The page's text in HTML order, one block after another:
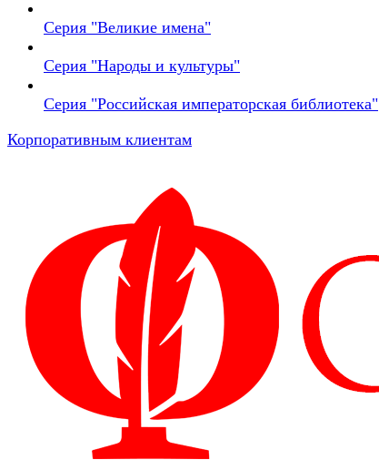
Серия "Великие имена"
Серия "Народы и культуры"
Серия "Российская императорская библиотека"
Корпоративным клиентам